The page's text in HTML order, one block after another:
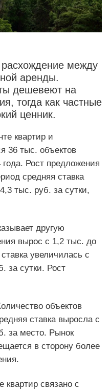
между
аренды.
дешевеют на
тогда как частные
ценник.
квартир и
36 тыс. объектов
Рост предложения
средняя ставка
тыс. руб. за сутки,
другую
вырос с 1,2 тыс. до
увеличилась с
за сутки. Рост
объектов
ставка выросла с
за место. Рынок
в сторону более
квартир связано с